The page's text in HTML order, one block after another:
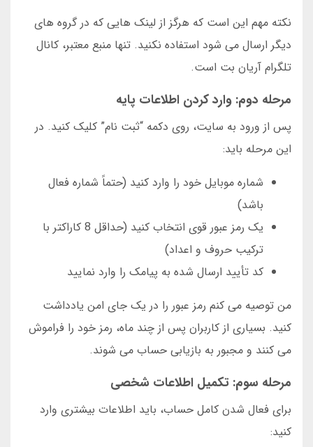
نکته مهم این است که هرگز از لینک هایی که در گروه های
دیگر ارسال می شود استفاده نکنید. تنها منبع معتبر، کانال
تلگرام آریان بت است.
مرحله دوم: وارد کردن اطلاعات پایه
پس از ورود به سایت، روی دکمه “ثبت نام” کلیک کنید. در
این مرحله باید:
شماره موبایل خود را وارد کنید (حتماً شماره فعال
باشد)
یک رمز عبور قوی انتخاب کنید (حداقل 8 کاراکتر با
ترکیب حروف و اعداد)
کد تأیید ارسال شده به پیامک را وارد نمایید
من توصیه می کنم رمز عبور را در یک جای امن یادداشت
کنید. بسیاری از کاربران پس از چند ماه، رمز خود را فراموش
می کنند و مجبور به بازیابی حساب می شوند.
مرحله سوم: تکمیل اطلاعات شخصی
برای فعال شدن کامل حساب، باید اطلاعات بیشتری وارد
کنید: